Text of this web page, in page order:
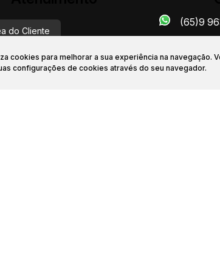
cookies para melhorar a sua experiência na navegação.
configurações de cookies através do seu navegador.
do Cliente
(65)9